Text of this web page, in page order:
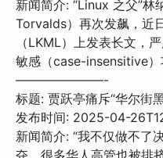
新闻简介: “Linux 之父”林
Torvalds）再次发飙，近
（LKML）上发表长文，
敏感（case-insensitive）
———————-
标题: 贾跃亭痛斥“华尔街
发布时间: 2025-04-
新闻简介: “我不仅做不了